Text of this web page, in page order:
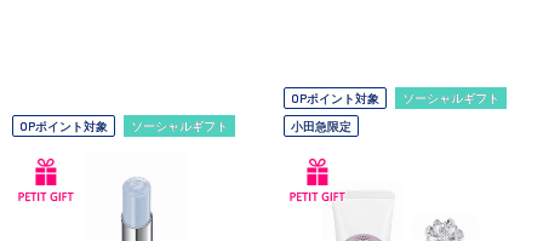
OPポイント対象 ソーシャルギフト
OPポイント対象
ソーシャルギフト
小田急限定